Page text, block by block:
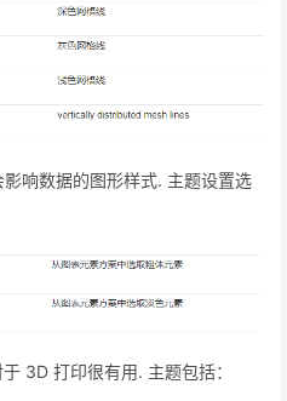
响数据的图形样式. 主题设置选
3D 打印很有用. 主题包括：